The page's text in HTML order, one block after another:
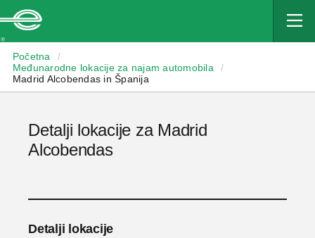
Početna
/
Međunarodne lokacije za najam automobila
/
Madrid Alcobendas in Španija
Detalji lokacije za Madrid
Alcobendas
Detalji lokacije